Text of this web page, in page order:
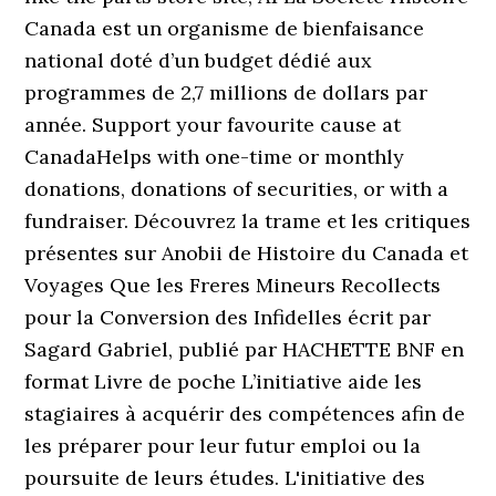
Canada est un organisme de bienfaisance
national doté d’un budget dédié aux
programmes de 2,7 millions de dollars par
année. Support your favourite cause at
CanadaHelps with one-time or monthly
donations, donations of securities, or with a
fundraiser. Découvrez la trame et les critiques
présentes sur Anobii de Histoire du Canada et
Voyages Que les Freres Mineurs Recollects
pour la Conversion des Infidelles écrit par
Sagard Gabriel, publié par HACHETTE BNF en
format Livre de poche L’initiative aide les
stagiaires à acquérir des compétences afin de
les préparer pour leur futur emploi ou la
poursuite de leurs études. L'initiative des